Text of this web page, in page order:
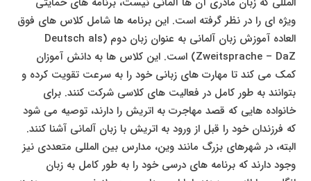
ویژه ای را در نظر گرفته است. این برنامه ها شامل کلاس های فوق
العاده آموزش زبان آلمانی به عنوان زبان دوم (Deutsch als
Zweitsprache – DaZ) است. این کلاس ها به دانش آموزان
کمک می کند تا مهارت های زبانی خود را به سرعت تقویت کرده و
بتوانند به طور کامل در فعالیت های کلاسی شرکت کنند. برای
خانواده هایی که قصد مهاجرت به اتریش را دارند، توصیه می شود
که فرزندان خود را قبل از ورود به اتریش با زبان آلمانی آشنا کنند.
البته، در شهرهای بزرگ مانند وین، مدارس بین المللی متعددی نیز
وجود دارند که برنامه های درسی خود را به طور کامل به زبان